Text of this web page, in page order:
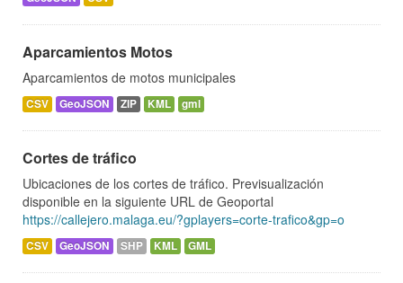
Aparcamientos Motos
Aparcamientos de motos municipales
CSV GeoJSON ZIP KML gml
Cortes de tráfico
Ubicaciones de los cortes de tráfico. Previsualización
disponible en la siguiente URL de Geoportal
https://callejero.malaga.eu/?gplayers=corte-trafico&gp=o
CSV GeoJSON SHP KML GML